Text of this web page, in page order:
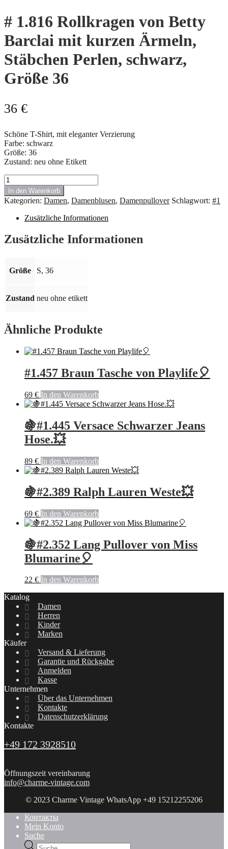
# 1.816 Rollkragen von Betty
Barclai mit kurzen Ärmeln,
Stäbchen Perlen, schwarz,
Größe 36
36 €
Schöne T-Shirt, mit eleganter Verzierung
Farbe: schwarz
Größe: 36
Zustand: neu ohne Etikett
#
1.816
Rollkragen
von
Betty
Barclai
mit
kurzen
Perlen,
36
In den Warenkorb
Kategorien: Damen, Damenblusen, Damenpullover Schlagwort: #1
Zusätzliche Informationen
Zusätzliche Informationen
Größe S, 36
Zustand neu ohne etikett
Ähnliche Produkte
#1.457 Braun Tasche von Playlife🎈
69 € In den Warenkorb
🍇#1.445 Versace Schwarzer Jeans
Hose.💥
89 € In den Warenkorb
🍇#2.389 Ralph Lauren Weste💥
69 € In den Warenkorb
🍇#2.352 Lang Pullover von Miss
Blumarine🎈
22 € In den Warenkorb
Katalog
Damen
Herren
Kinder
Marken
Käufer
Versand & Lieferung
Garantie und Rückgabe
Anmelden
Kasse
Unternehmen
Über das Unternehmen
Kontakte
Datenschutzerklärung
Kontakte
+49 172 3928510
Öffnungszeit vereinbarung
info@charme-vintage.com
© 2023 Charme Vintage WhatsApp +49 15212255206
Контакты
Mein Konto
Suche
Products